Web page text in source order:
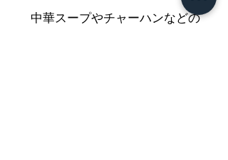
中華スープやチャーハンなどの